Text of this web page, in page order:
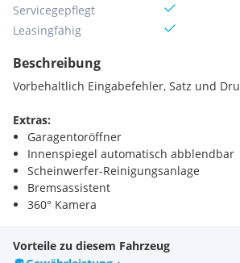
Servicegepflegt
Leasingfähig
Beschreibung
Vorbehaltlich Eingabefehler, Satz und
Extras:
Garagentoröffner
Innenspiegel automatisch abblendbar
Scheinwerfer-Reinigungsanlage
Bremsassistent
360° Kamera
Vorteile zu diesem Fahrzeug